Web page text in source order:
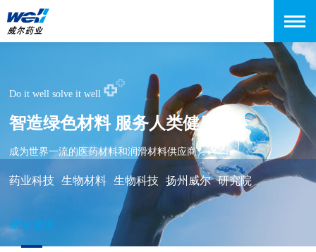
Do it well solve it well
智造绿色材料 服务人类健康
成为世界一流的医药材料和润滑材料供应商
药业科技 生物材料 生物科技 扬州威尔 研究院
威尔健康